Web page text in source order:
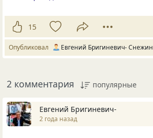
15
Опубликовал Евгений Бригиневич- Снежин
2 комментария популярные
Евгений Бригиневич-
2 года назад